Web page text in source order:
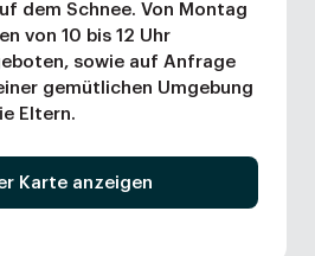
dem Schnee. Von Montag
von 10 bis 12 Uhr
sowie auf Anfrage
gemütlichen Umgebung
Eltern.
Karte anzeigen